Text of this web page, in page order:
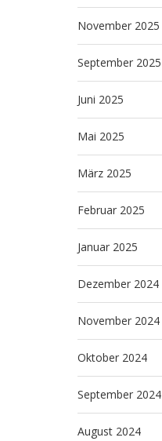
November 2025
September 2025
Juni 2025
Mai 2025
März 2025
Februar 2025
Januar 2025
Dezember 2024
November 2024
Oktober 2024
September 2024
August 2024